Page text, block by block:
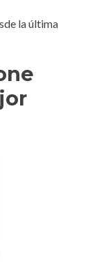
la última